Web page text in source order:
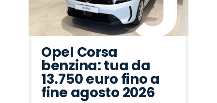
Opel Corsa
benzina: tua da
13.750 euro fino a
fine agosto 2026